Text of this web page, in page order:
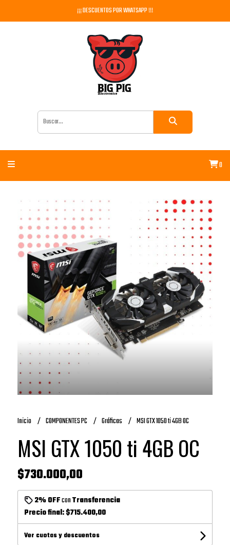
¡¡¡ DESCUENTOS POR WHATSAPP !!!
0
Inicio COMPONENTES PC Gráficas MSI GTX 1050 ti 4GB OC
MSI GTX 1050 ti 4GB OC
$730.000,00
2% OFFconTransferencia
Precio final:$715.400,00
Ver cuotas y descuentos